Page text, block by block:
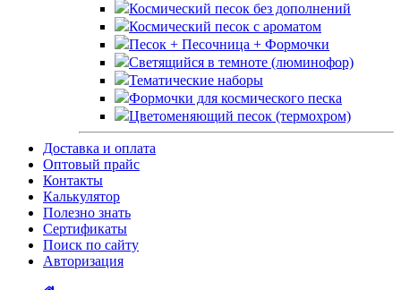
Космический песок без дополнений
Космический песок с ароматом
Песок + Песочница + Формочки
Светящийся в темноте (люминофор)
Тематические наборы
Формочки для космического песка
Цветоменяющий песок (термохром)
Доставка и оплата
Оптовый прайс
Контакты
Калькулятор
Полезно знать
Сертификаты
Поиск по сайту
Авторизация